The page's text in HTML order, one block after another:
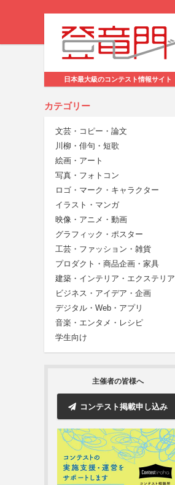
日本最大級のコンテスト情報サイト
カテゴリー
文芸・コピー・論文
川柳・俳句・短歌
絵画・アート
写真・フォトコン
ロゴ・マーク・キャラクター
イラスト・マンガ
映像・アニメ・動画
グラフィック・ポスター
工芸・ファッション・雑貨
プロダクト・商品企画・家具
建築・インテリア・エクステリア
ビジネス・アイデア・企画
デジタル・Web・アプリ
音楽・エンタメ・レシピ
学生向け
主催者の皆様へ
コンテスト掲載申し込み